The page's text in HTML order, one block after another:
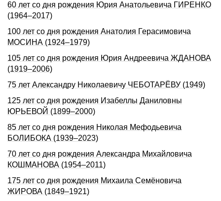
60 лет со дня рождения Юрия Анатольевича ГИРЕНКО
(1964–2017)
100 лет со дня pождения Анатолия Геpасимовича
МОСИHА (1924–1979)
105 лет со дня pождения Юpия Андpеевича ЖДАHОВА
(1919–2006)
75 лет Александру Николаевичу ЧЕБОТАРЁВУ (1949)
125 лет со дня рождения Изабеллы Даниловны
ЮРЬЕВОЙ (1899–2000)
85 лет со дня рождения Николая Мефодьевича
БОЛИБОКА (1939–2023)
70 лет со дня рождения Александра Михайловича
КОШМАНОВА (1954–2011)
175 лет со дня рождения Михаила Семёновича
ЖИРОВА (1849–1921)